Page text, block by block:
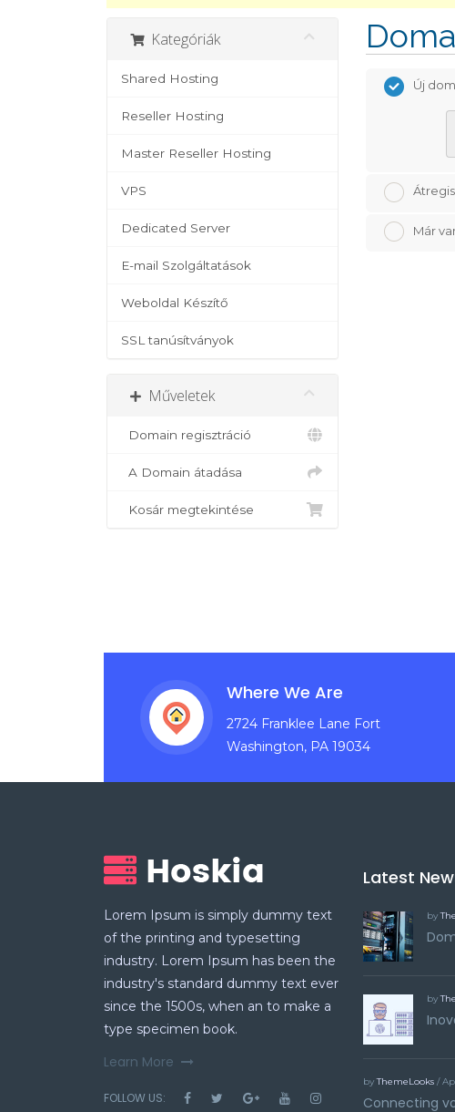
Kategóriák
Shared Hosting
Reseller Hosting
Master Reseller Hosting
VPS
Dedicated Server
E-mail Szolgáltatások
Weboldal Készítő
SSL tanúsítványok
Műveletek
Domain regisztráció
A Domain átadása
Kosár megtekintése
Új
Már
Where We Are
2724 Franklee Lane Fort
Washington, PA 19034
Lorem Ipsum is simply dummy text
of the printing and typesetting
industry. Lorem Ipsum has been the
industry's standard dummy text ever
since the 1500s, when an to make a
type specimen book.
Learn More
FOLLOW US:
Latest
by
by
byThemeLooks /
Connecting